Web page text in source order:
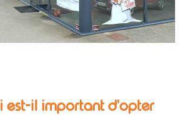
est-il important d’opter